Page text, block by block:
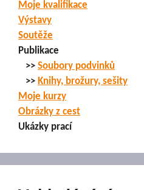
Moje kvalifikace
Výstavy
Soutěže
Publikace
>> Soubory podvinků
>> Knihy, brožury, sešity
Moje kurzy
Obrázky z cest
Ukázky prací